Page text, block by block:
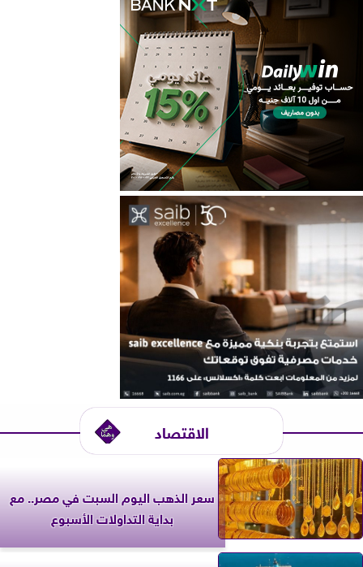
الاقتصاد
سعر الذهب اليوم السبت في مصر.. مع
بداية التداولات الأسبوع